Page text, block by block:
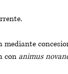
con animus